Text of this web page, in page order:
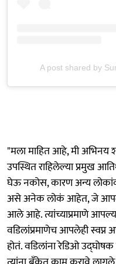
A post shared by
"मला माहित आहे, मी अभिनय
उपस्थित राहिलेल्या प्रमुख
घेऊ नकोस, कारण अन्य
असे अनेक लोकं आहेत, जे आपलं
आले आहे. त्यांच्याप्रमाणे
वडिलांप्रमाणेच आपलेही स्वप्न
होतं. वडिलांना रेडिओ